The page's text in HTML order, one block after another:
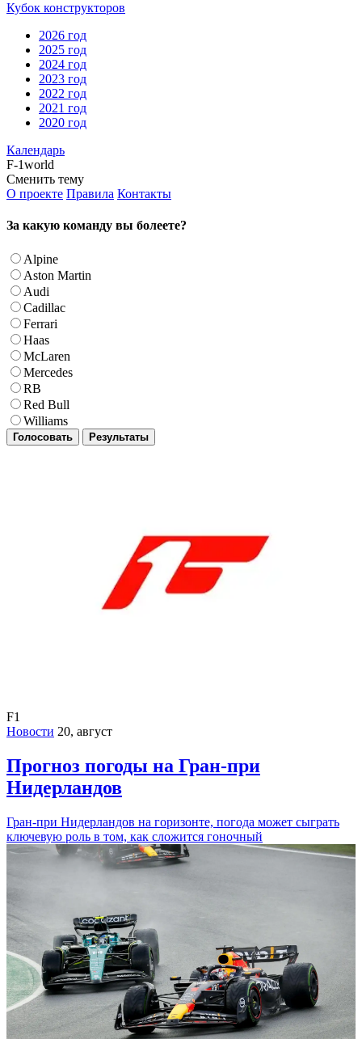
Кубок конструкторов
2026 год
2025 год
2024 год
2023 год
2022 год
2021 год
2020 год
Календарь
F-1world
Сменить тему
О проекте Правила Контакты
За какую команду вы болеете?
Alpine
Aston Martin
Audi
Cadillac
Ferrari
Haas
McLaren
Mercedes
RB
Red Bull
Williams
Голосовать Результаты
F1
Новости 20, август
Прогноз погоды на Гран-при
Нидерландов
Гран-при Нидерландов на горизонте, погода может сыграть
ключевую роль в том, как сложится гоночный